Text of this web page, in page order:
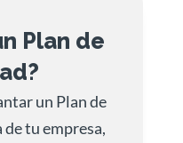
Plan de
un Plan de
de tu empresa,